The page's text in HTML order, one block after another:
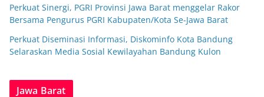
Perkuat Sinergi, PGRI Provinsi Jawa Barat menggelar Rakor
Bersama Pengurus PGRI Kabupaten/Kota Se-Jawa Barat
Perkuat Diseminasi Informasi, Diskominfo Kota Bandung
Selaraskan Media Sosial Kewilayahan Bandung Kulon
Jawa Barat